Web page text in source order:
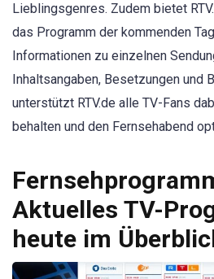
Lieblingsgenres. Zudem bietet
das Programm der kommenden
Informationen zu einzelnen
Inhaltsangaben, Besetzungen und
unterstützt RTV.de alle TV-Fans
behalten und den Fernsehabend
Aktuelles TV-
heute im